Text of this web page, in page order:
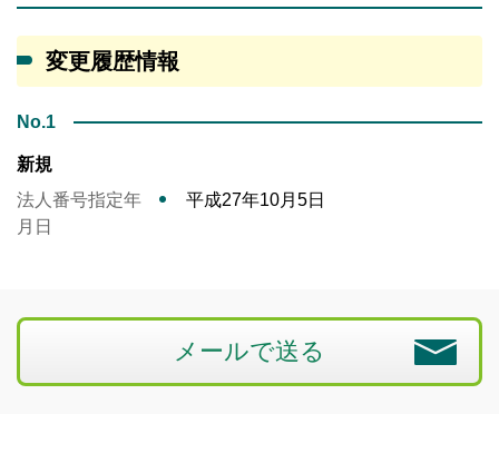
変更履歴情報
No.1
新規
法人番号指定年
月日
平成27年10月5日
メールで送る